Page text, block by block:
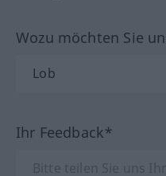
Wozu möchten Sie
Ihr Feedback*